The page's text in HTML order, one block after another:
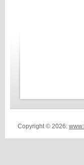
Copyright © 2026: